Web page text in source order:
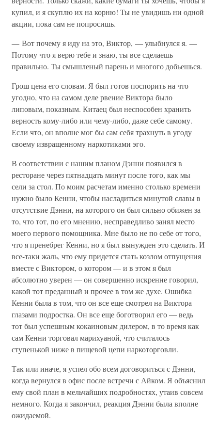
купил, и я скуплю их на корню! Ты не увидишь ни одной
акции, пока сам не попросишь.
— Вот почему я иду на это, Виктор, — улыбнулся я. —
Потому что я верю тебе и знаю, ты все сделаешь
правильно. Ты смышленый парень и многого добьешься.
Грош цена его словам. Я был готов поспорить на что
угодно, что на самом деле рвение Виктора было
липовым, показным. Китаец был неспособен хранить
верность кому-либо или чему-либо, даже себе самому.
Если что, он вполне мог бы сам себя трахнуть в угоду
своему извращенному наркотиками эго.
В соответствии с нашим планом Дэнни появился в
ресторане через пятнадцать минут после того, как мы
сели за стол. По моим расчетам именно столько времени
нужно было Кенни, чтобы насладиться минутой славы в
отсутствие Дэнни, на которого он был сильно обижен за
то, что тот, по его мнению, несправедливо занял место
моего первого помощника. Мне было не по себе от того,
что я пренебрег Кенни, но я был вынужден это сделать. И
все-таки жаль, что ему придется стать козлом отпущения
вместе с Виктором, о котором — и в этом я был
абсолютно уверен — он совершенно искренне говорил,
какой тот преданный и прочее в том же духе. Ошибка
Кенни была в том, что он все еще смотрел на Виктора
глазами подростка. Он все еще боготворил его — ведь
тот был успешным кокаиновым дилером, в то время как
сам Кенни торговал марихуаной, что считалось
ступенькой ниже в пищевой цепи наркоторговли.
Так или иначе, я успел обо всем договориться с Дэнни,
когда вернулся в офис после встречи с Айком. Я объяснил
ему свой план в мельчайших подробностях, утаив совсем
немного. Когда я закончил, реакция Дэнни была вполне
ожидаемой.